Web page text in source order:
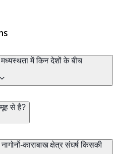
मध्यस्थता में किन देशों के बीच
से है?
काराबाख क्षेत्र संघर्ष किसकी